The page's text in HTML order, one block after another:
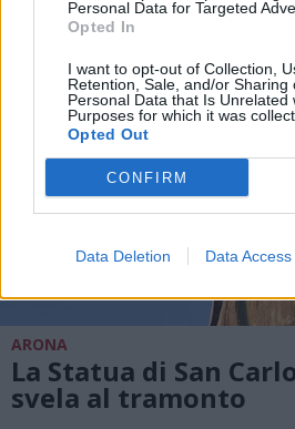
Personal Data for Targeted
Opted In
I want to opt-out of Collection,
Retention, Sale, and/or Sharing
Personal Data that Is Unrelated
Purposes for which it was
Opted Out
CONFIRM
Data Deletion Data Access
ARONA
La Statua di San
svela al tramonto